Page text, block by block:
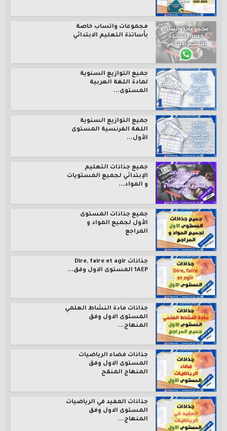
مجموعات واتساب خاصة
بأساتذة التعليم الابتدائي
جميع التوازيع السنوية
لمادة اللغة العربية
المستوى...
جميع التوازيع السنوية
اللغة الفرنسية المستوى
الأول...
جميع جذاذات التعليم
الإبتدائي لجميع المستويات
و المواد...
جميع جذاذات المستوى
الأول لجميع المواد و
المراجع
جذاذات Dire, faire et agir
1AEP المستوى الاول وفق...
جذاذات مادة النشاط العلمي
المستوى الاول وفق
المنهاج...
جذاذات فضاء الرياضيات
المستوى الاول وفق
المنهاج المنقح
جذاذات المفيد في الرياضيات
المستوى الاول وفق
المنهاج...